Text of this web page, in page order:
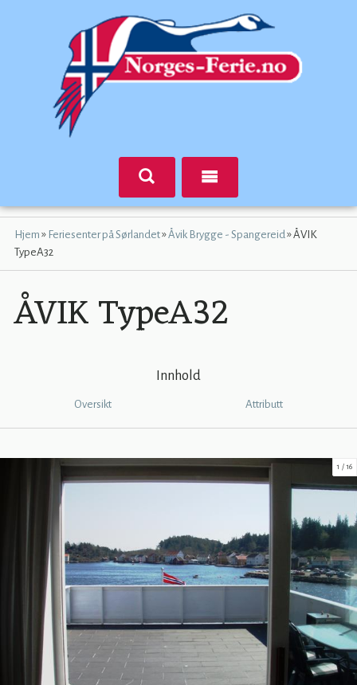
Hjem » Feriesenter på Sørlandet»Åvik Brygge - Spangereid»ÅVIK
TypeA32
ÅVIK TypeA32
Innhold
Oversikt Attributt
1 16